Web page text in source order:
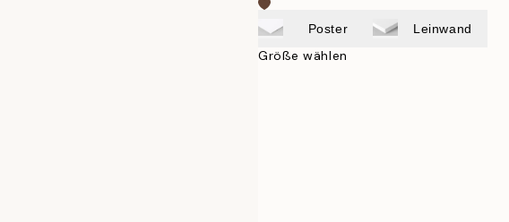
Poster Leinwand
Größe wählen